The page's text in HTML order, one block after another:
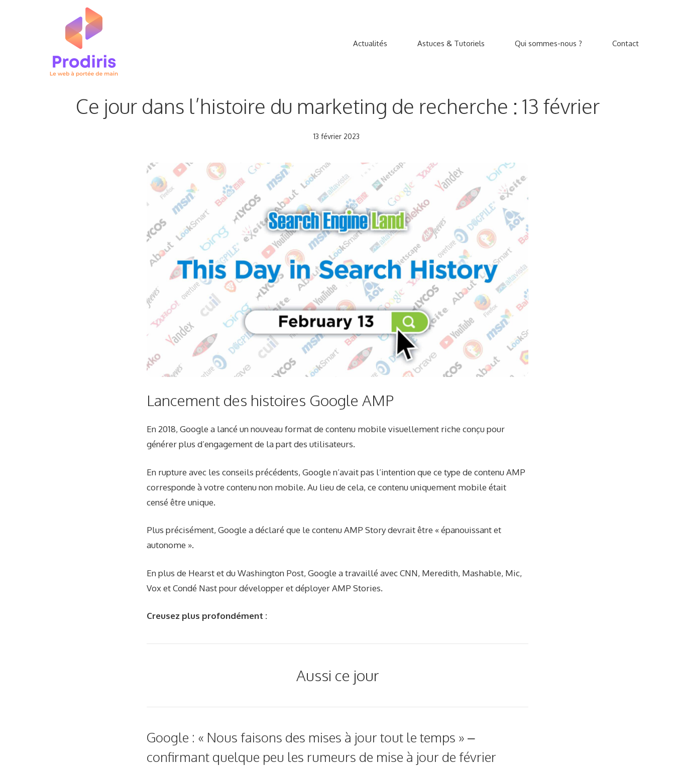
Actualités Astuces & Tutoriels Qui sommes-nous ? Contact
Ce jour dans l’histoire du marketing de recherche : 13 février
13 février 2023
Lancement des histoires Google AMP
En 2018, Google a lancé un nouveau format de contenu mobile visuellement riche conçu pour
générer plus d’engagement de la part des utilisateurs.
En rupture avec les conseils précédents, Google n’avait pas l’intention que ce type de contenu AMP
corresponde à votre contenu non mobile. Au lieu de cela, ce contenu uniquement mobile était
censé être unique.
Plus précisément, Google a déclaré que le contenu AMP Story devrait être « épanouissant et
autonome ».
En plus de Hearst et du Washington Post, Google a travaillé avec CNN, Meredith, Mashable, Mic,
Vox et Condé Nast pour développer et déployer AMP Stories.
Creusez plus profondément :
Aussi ce jour
Google : « Nous faisons des mises à jour tout le temps » –
confirmant quelque peu les rumeurs de mise à jour de février